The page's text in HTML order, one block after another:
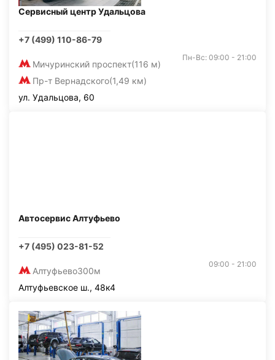
Сервисный центр Удальцова
+7 (499) 110-86-79
Мичуринский проспект(116 м)
Пр-т Вернадского(1,49 км)
Пн-Вс: 09:00 - 21:00
ул. Удальцова, 60
Автосервис Алтуфьево
+7 (495) 023-81-52
Алтуфьево300м
09:00 - 21:00
Алтуфьевское ш., 48к4